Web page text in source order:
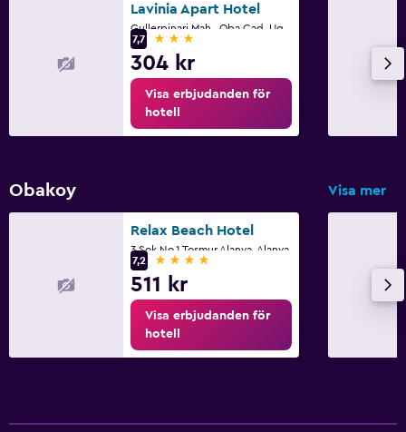
Lavinia Apart Hotel
7,7
3 stjärnor
304 kr
Visa erbjudanden för
hotell
Obakoy Visa mer
Relax Beach Hotel
3.Sok.No.1 Tosmur Alanya, Alanya
7,2
4 stjärnor
511 kr
Visa erbjudanden för
hotell